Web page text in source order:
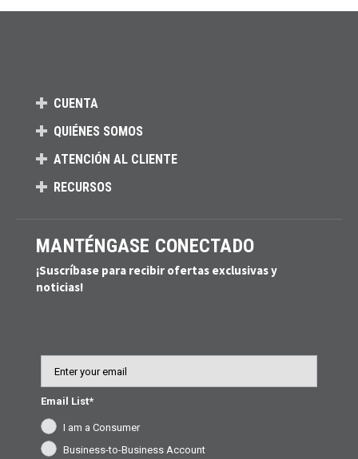
CUENTA
QUIÉNES SOMOS
ATENCIÓN AL CLIENTE
RECURSOS
MANTÉNGASE CONECTADO
¡Suscríbase para recibir ofertas exclusivas y
noticias!
Email List*
I am a Consumer
Business-to-Business Account